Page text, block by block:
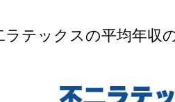
ラテックスの平均年収